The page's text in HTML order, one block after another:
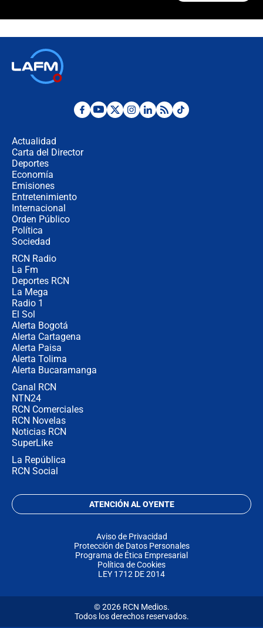
Estratega de Abelardo de la Espriella
Actualidad
Carta del Director
Deportes
Economía
Emisiones
Entretenimiento
Internacional
Orden Público
Política
Sociedad
RCN Radio
La Fm
Deportes RCN
La Mega
Radio 1
El Sol
Alerta Bogotá
Alerta Cartagena
Alerta Paisa
Alerta Tolima
Alerta Bucaramanga
Canal RCN
NTN24
RCN Comerciales
RCN Novelas
Noticias RCN
SuperLike
La República
RCN Social
ATENCIÓN AL OYENTE
Aviso de Privacidad
Protección de Datos Personales
Programa de Ética Empresarial
Política de Cookies
LEY 1712 DE 2014
© 2026 RCN Medios.
Todos los derechos reservados.